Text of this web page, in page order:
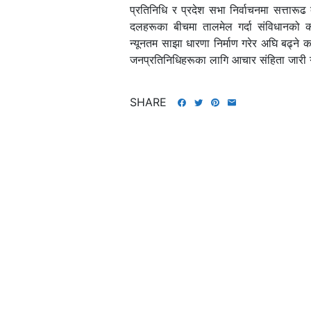
प्रतिनिधि र प्रदेश सभा निर्वाचनमा
दलहरूका बीचमा तालमेल गर्दा संविधानको
न्यूनतम साझा धारणा निर्माण गरेर अघि बढ्ने
जनप्रतिनिधिहरूका लागि आचार संहिता
SHARE